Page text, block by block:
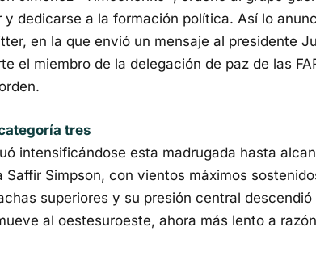
dedicarse a la formación política. Así lo
en la que envió un mensaje al presidente
el miembro de la delegación de paz de las
tres
intensificándose esta madrugada hasta
Simpson, con vientos máximos
superiores y su presión central
al oestesuroeste, ahora más lento a